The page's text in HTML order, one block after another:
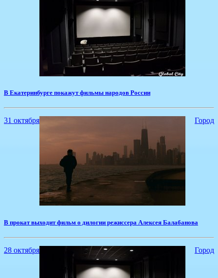
​В Екатеринбурге покажут фильмы народов России
31 октября Город
​В прокат выходит фильм о дилогии режиссера Алексея Балабанова
28 октября Город